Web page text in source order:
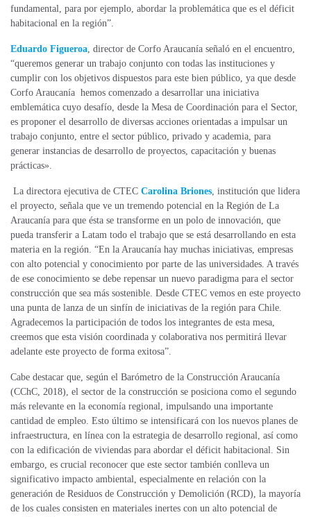
fundamental, para por ejemplo, abordar la problemática que es el déficit
habitacional en la región”.
Eduardo Figueroa, director de Corfo Araucanía señaló en el encuentro,
“queremos generar un trabajo conjunto con todas las instituciones y
cumplir con los objetivos dispuestos para este bien público, ya que desde
Corfo Araucanía hemos comenzado a desarrollar una iniciativa
emblemática cuyo desafío, desde la Mesa de Coordinación para el Sector,
es proponer el desarrollo de diversas acciones orientadas a impulsar un
trabajo conjunto, entre el sector público, privado y academia, para
generar instancias de desarrollo de proyectos, capacitación y buenas
prácticas».
La directora ejecutiva de CTEC Carolina Briones, institución que lidera
el proyecto, señala que ve un tremendo potencial en la Región de La
Araucanía para que ésta se transforme en un polo de innovación, que
pueda transferir a Latam todo el trabajo que se está desarrollando en esta
materia en la región. “En la Araucanía hay muchas iniciativas, empresas
con alto potencial y conocimiento por parte de las universidades. A través
de ese conocimiento se debe repensar un nuevo paradigma para el sector
construcción que sea más sostenible. Desde CTEC vemos en este proyecto
una punta de lanza de un sinfín de iniciativas de la región para Chile.
Agradecemos la participación de todos los integrantes de esta mesa,
creemos que esta visión coordinada y colaborativa nos permitirá llevar
adelante este proyecto de forma exitosa”.
Cabe destacar que, según el Barómetro de la Construcción Araucanía
(CChC, 2018), el sector de la construcción se posiciona como el segundo
más relevante en la economía regional, impulsando una importante
cantidad de empleo. Esto último se intensificará con los nuevos planes de
infraestructura, en línea con la estrategia de desarrollo regional, así como
con la edificación de viviendas para abordar el déficit habitacional. Sin
embargo, es crucial reconocer que este sector también conlleva un
significativo impacto ambiental, especialmente en relación con la
generación de Residuos de Construcción y Demolición (RCD), la mayoría
de los cuales consisten en materiales inertes con un alto potencial de